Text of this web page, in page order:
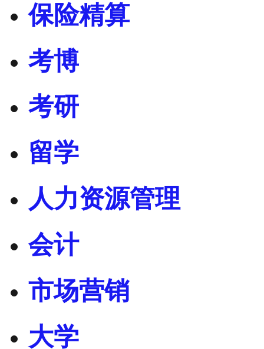
保险精算
考博
考研
留学
人力资源管理
会计
市场营销
大学